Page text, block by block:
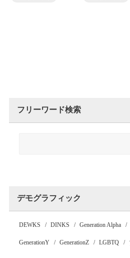
フリーワード検索
デモグラフィック
DEWKS DINKS Generation Alpha
GenerationY GenerationZ LGBTQ